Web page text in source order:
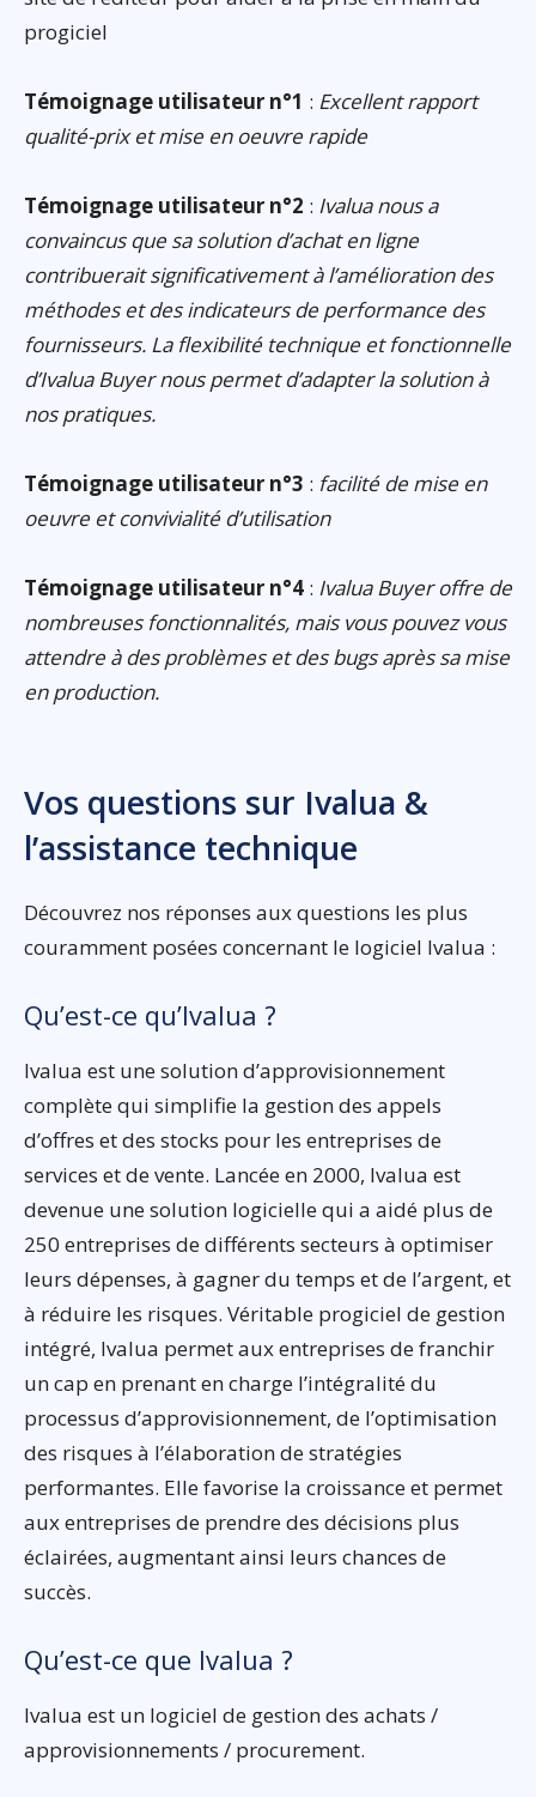
progiciel
Témoignage utilisateur n°1 : Excellent rapport
qualité-prix et mise en oeuvre rapide
Témoignage utilisateur n°2 : Ivalua nous a
convaincus que sa solution d’achat en ligne
contribuerait significativement à l’amélioration des
méthodes et des indicateurs de performance des
fournisseurs. La flexibilité technique et fonctionnelle
d’Ivalua Buyer nous permet d’adapter la solution à
nos pratiques.
Témoignage utilisateur n°3 : facilité de mise en
oeuvre et convivialité d’utilisation
Témoignage utilisateur n°4 : Ivalua Buyer offre de
nombreuses fonctionnalités, mais vous pouvez vous
attendre à des problèmes et des bugs après sa mise
en production.
Vos questions sur Ivalua &
l’assistance technique
Découvrez nos réponses aux questions les plus
couramment posées concernant le logiciel Ivalua :
Qu’est-ce qu’Ivalua ?
Ivalua est une solution d’approvisionnement
complète qui simplifie la gestion des appels
d’offres et des stocks pour les entreprises de
services et de vente. Lancée en 2000, Ivalua est
devenue une solution logicielle qui a aidé plus de
250 entreprises de différents secteurs à optimiser
leurs dépenses, à gagner du temps et de l’argent, et
à réduire les risques. Véritable progiciel de gestion
intégré, Ivalua permet aux entreprises de franchir
un cap en prenant en charge l’intégralité du
processus d’approvisionnement, de l’optimisation
des risques à l’élaboration de stratégies
performantes. Elle favorise la croissance et permet
aux entreprises de prendre des décisions plus
éclairées, augmentant ainsi leurs chances de
succès.
Qu’est-ce que Ivalua ?
Ivalua est un logiciel de gestion des achats /
approvisionnements / procurement.